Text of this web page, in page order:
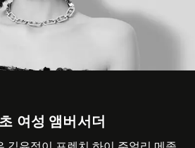
여성 앰버서더